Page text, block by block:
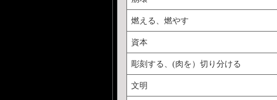
燃える、燃やす
資本
彫刻する、(肉を）切り分ける
文明